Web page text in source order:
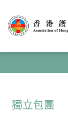
獨立包團